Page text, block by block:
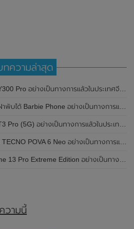
ทความล่าสุด
ศจีน มาพร้อมดีไซน์พรีเมี่ยม ทนทาน และแบตเตอรี่สุดอึดขนาดใหญ่ 6,500mAh พร้อมรองรับการชาร์จไว 80W
Phone อย่างเป็นทางการแล้ว มาพร้อมธีมสีชมพูสดใส
(5G) อย่างเป็นทางการแล้วในประเทศอินเดีย
6 Neo อย่างเป็นทางการแล้วในประเทศไทย ในราคา 8,499 บาท
Extreme Edition อย่างเป็นทางการแล้วในประเทศจีน
วามนี้